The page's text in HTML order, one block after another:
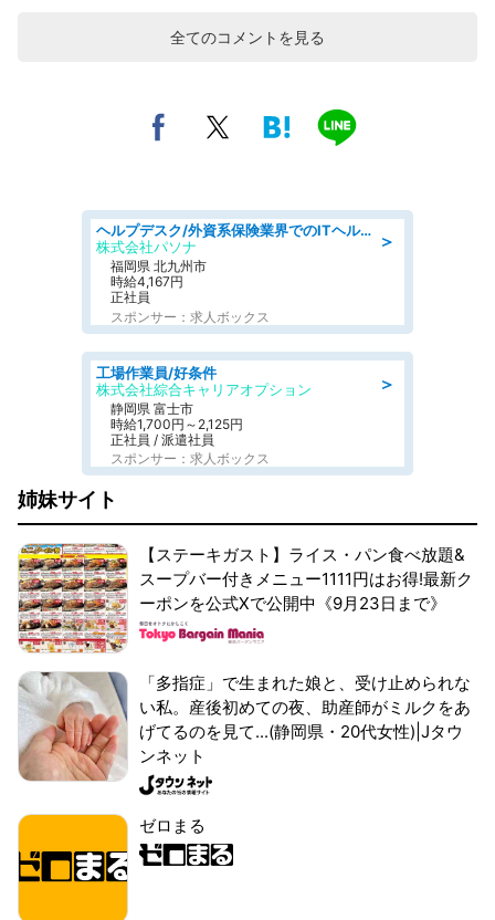
全てのコメントを見る
＞
ヘルプデスク/外資系保険業界でのITヘルプデスク業務/駅近/即日勤務可/ヘルプデスク
株式会社パソナ
福岡県 北九州市
時給4,167円
正社員
スポンサー：求人ボックス
＞
工場作業員/好条件
株式会社綜合キャリアオプション
静岡県 富士市
時給1,700円～2,125円
正社員 / 派遣社員
スポンサー：求人ボックス
姉妹サイト
【ステーキガスト】ライス・パン食べ放題&
スープバー付きメニュー1111円はお得!最新ク
ーポンを公式Xで公開中《9月23日まで》
「多指症」で生まれた娘と、受け止められな
い私。産後初めての夜、助産師がミルクをあ
げてるのを見て...(静岡県・20代女性)|Jタウ
ンネット
ゼロまる